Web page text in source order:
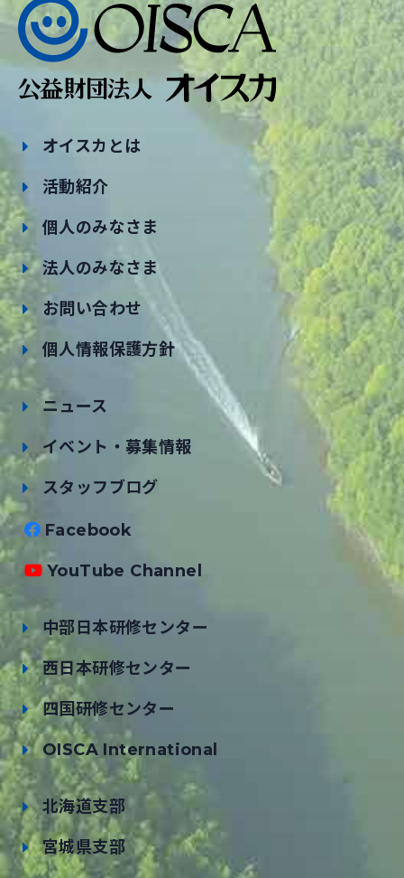
オイスカとは
活動紹介
個人のみなさま
法人のみなさま
お問い合わせ
個人情報保護方針
ニュース
イベント・募集情報
スタッフブログ
Facebook
YouTube Channel
中部日本研修センター
西日本研修センター
四国研修センター
OISCA International
北海道支部
宮城県支部